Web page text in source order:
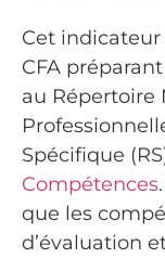
Cet indicateur
CFA
au Répertoire
Spécifique
Compétences
que les
d’évaluation